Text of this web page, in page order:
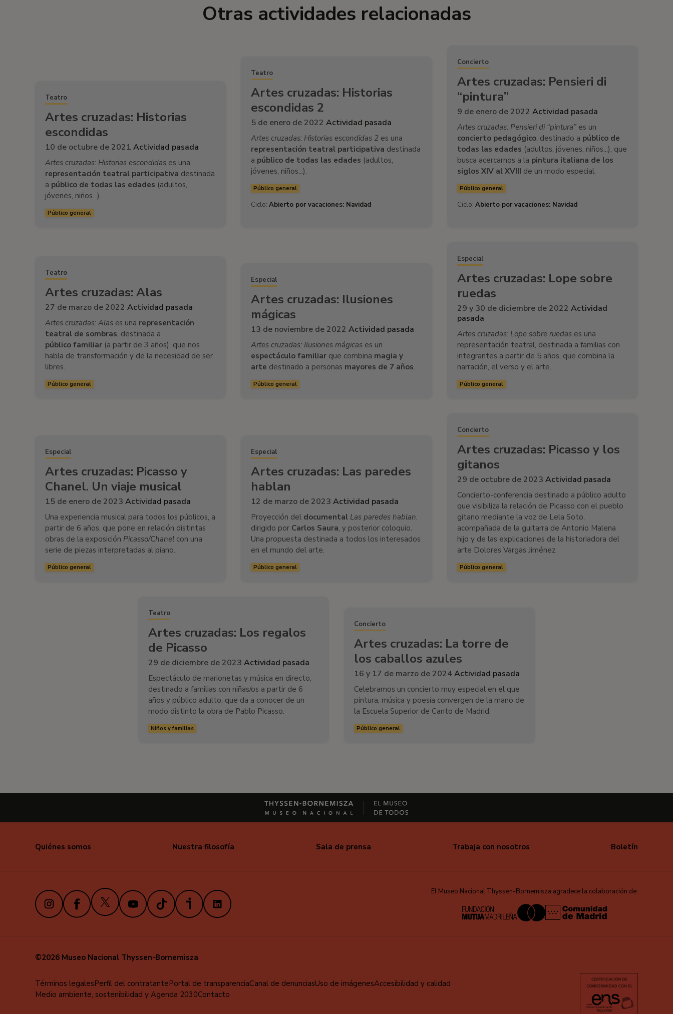
Otras actividades relacionadas
Teatro
Artes cruzadas: Historias
escondidas
10 de octubre de 2021 Actividad pasada
Artes cruzadas: Historias escondidas es una
representación teatral participativa destinada
a público de todas las edades (adultos,
jóvenes, niños...).
Público general
Teatro
Artes cruzadas: Historias
escondidas 2
5 de enero de 2022Actividad pasada
Artes cruzadas: Historias escondidas 2 es una
representación teatral participativa destinada
a público de todas las edades (adultos,
jóvenes, niños...).
Público general
Ciclo:Abierto por vacaciones: Navidad
Concierto
Artes cruzadas: Pensieri di
“pintura”
9 de enero de 2022 Actividad pasada
Artes cruzadas: Pensieri di “pintura”es un
concierto pedagógico, destinado a público de
todas las edades (adultos, jóvenes, niños...), que
busca acercarnos a la pintura italiana de los
siglos XIV al XVIII de un modo especial.
Público general
Ciclo: Abierto por vacaciones: Navidad
Teatro
Artes cruzadas: Alas
27 de marzo de 2022 Actividad pasada
Artes cruzadas: Alas es una representación
teatral de sombras, destinada a
público familiar (a partir de 3 años), que nos
habla de transformación y de la necesidad de ser
libres.
Público general
Especial
Artes cruzadas: Ilusiones
mágicas
13 de noviembre de 2022Actividad pasada
Artes cruzadas: Ilusiones mágicas es un
espectáculo familiar que combina magia y
arte destinado a personas mayores de 7 años.
Público general
Especial
Artes cruzadas: Lope sobre
ruedas
29 y 30 de diciembre de 2022 Actividad
pasada
Artes cruzadas: Lope sobre ruedases una
representación teatral, destinada a familias con
integrantes a partir de 5 años, que combina la
narración, el verso y el arte.
Público general
Especial
Artes cruzadas: Picasso y
Chanel. Un viaje musical
15 de enero de 2023 Actividad pasada
Una experiencia musical para todos los públicos, a
partir de 6 años, que pone en relación distintas
obras de la exposición Picasso/Chanel con una
serie de piezas interpretadas al piano.
Público general
Especial
Artes cruzadas: Las paredes
hablan
12 de marzo de 2023Actividad pasada
Proyección del documental Las paredes hablan,
dirigido por Carlos Saura, y posterior coloquio.
Una propuesta destinada a todos los interesados
en el mundo del arte.
Público general
Concierto
Artes cruzadas: Picasso y los
gitanos
29 de octubre de 2023 Actividad pasada
Concierto-conferencia destinado a público adulto
que visibiliza la relación de Picasso con el pueblo
gitano mediante la voz de Lela Soto,
acompañada de la guitarra de Antonio Malena
hijo y de las explicaciones de la historiadora del
arte Dolores Vargas Jiménez.
Público general
Teatro
Artes cruzadas: Los regalos
de Picasso
29 de diciembre de 2023 Actividad pasada
Espectáculo de marionetas y música en directo,
destinado a familias con niñas/os a partir de 6
años y público adulto, que da a conocer de un
modo distinto la obra de Pablo Picasso.
Niños y familias
Concierto
Artes cruzadas: La torre de
los caballos azules
16 y 17 de marzo de 2024Actividad pasada
Celebramos un concierto muy especial en el que
pintura, música y poesía convergen de la mano de
la Escuela Superior de Canto de Madrid.
Público general
Quiénes somos Nuestra filosofía Sala de prensa Trabaja con nosotros Boletín
InstagramFacebook X
YoutubeTikTokiVoox LinkedIn El Museo Nacional Thyssen-Bornemisza agradece la colaboración de:
©2026 Museo Nacional Thyssen-Bornemisza
Educa
-
Términos legalesPerfil del contratantePortal de transparenciaCanal de denunciasUso de imágenesAccesibilidad y calidad
Medio ambiente, sostenibilidad y Agenda 2030Contacto